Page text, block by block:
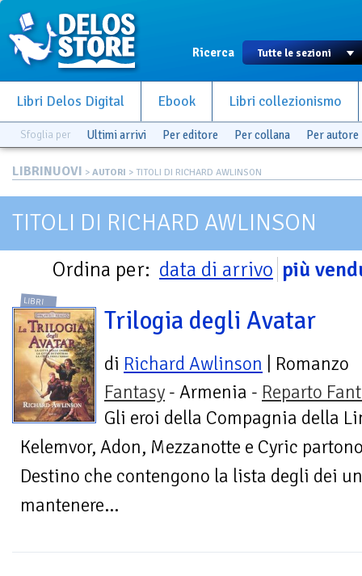
Ricerca
Libri Delos Digital Ebook Libri collezionismo
Sfoglia per Ultimi arrivi Per editore Per collana Per autore
LIBRINUOVI > AUTORI > TITOLI DI RICHARD AWLINSON
TITOLI DI RICHARD AWLINSON
Ordina per: data di arrivo più
LIBRI
Trilogia degli Avatar
di Richard Awlinson | Romanzo
Fantasy - Armenia - Reparto
Gli eroi della Compagnia della
Kelemvor, Adon, Mezzanotte e Cyric
Destino che contengono la lista degli dei
mantenere...